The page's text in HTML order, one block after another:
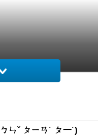
ㄣˇ ㄆㄧㄢˊ ㄆ一ˊ)